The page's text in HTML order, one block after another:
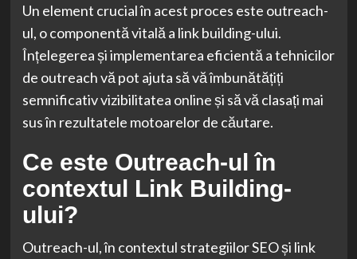
Un element crucial în acest proces este outreach-
ul, o componentă vitală a link building-ului.
Înțelegerea și implementarea eficientă a tehnicilor
de outreach vă pot ajuta să vă îmbunătățiți
semnificativ vizibilitatea online și să vă clasați mai
sus în rezultatele motoarelor de căutare.
Ce este Outreach-ul în
contextul Link Building-
ului?
Outreach-ul, în contextul strategiilor SEO și link